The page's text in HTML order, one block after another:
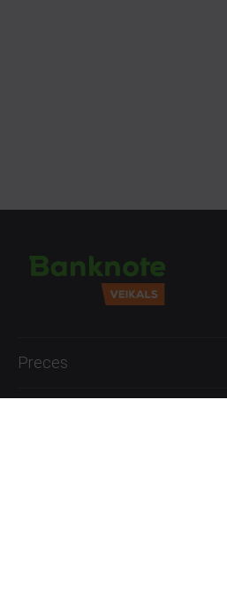
Preces